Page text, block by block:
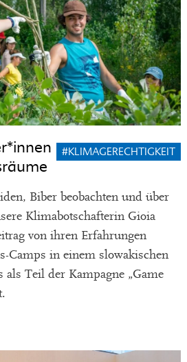
#KLIMAGERECHTIGKEIT
Biber beobachten und über
Klimabotschafterin Gioia
von ihren Erfahrungen
Camps in einem slowakischen
als Teil der Kampagne „Game